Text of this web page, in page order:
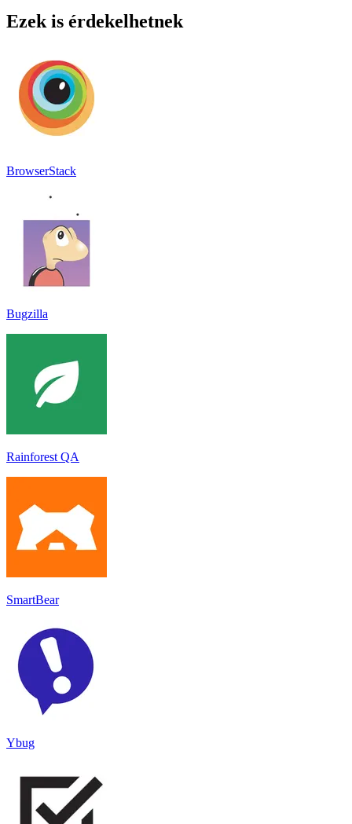
Ezek is érdekelhetnek
BrowserStack
Bugzilla
Rainforest QA
SmartBear
Ybug